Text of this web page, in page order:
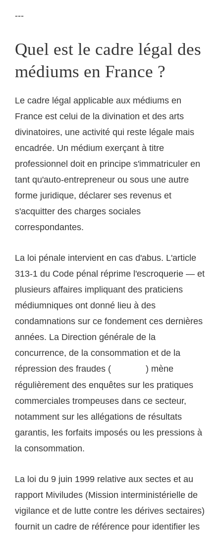
---
Quel est le cadre légal des
médiums en France ?
Le cadre légal applicable aux médiums en
France est celui de la divination et des arts
divinatoires, une activité qui reste légale mais
encadrée. Un médium exerçant à titre
professionnel doit en principe s'immatriculer en
tant qu'auto-entrepreneur ou sous une autre
forme juridique, déclarer ses revenus et
s'acquitter des charges sociales
correspondantes.
La loi pénale intervient en cas d'abus. L'article
313-1 du Code pénal réprime l'escroquerie — et
plusieurs affaires impliquant des praticiens
médiumniques ont donné lieu à des
condamnations sur ce fondement ces dernières
années. La Direction générale de la
concurrence, de la consommation et de la
répression des fraudes (
) mène
régulièrement des enquêtes sur les pratiques
commerciales trompeuses dans ce secteur,
notamment sur les allégations de résultats
garantis, les forfaits imposés ou les pressions à
la consommation.
La loi du 9 juin 1999 relative aux sectes et au
rapport Miviludes (Mission interministérielle de
vigilance et de lutte contre les dérives sectaires)
fournit un cadre de référence pour identifier les